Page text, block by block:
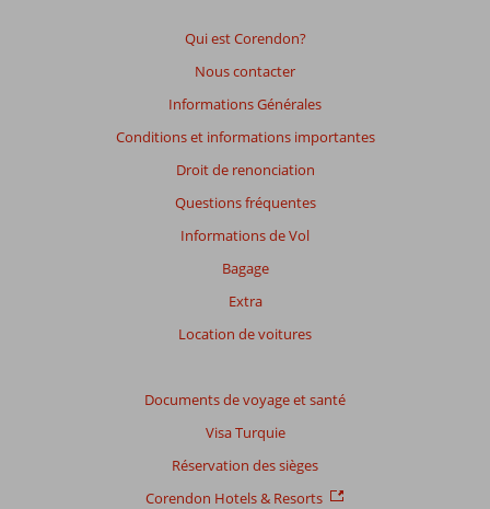
Qui est Corendon?
Nous contacter
Informations Générales
Conditions et informations importantes
Droit de renonciation
Questions fréquentes
Informations de Vol
Bagage
Extra
Location de voitures
Documents de voyage et santé
Visa Turquie
Réservation des sièges
Corendon Hotels & Resorts